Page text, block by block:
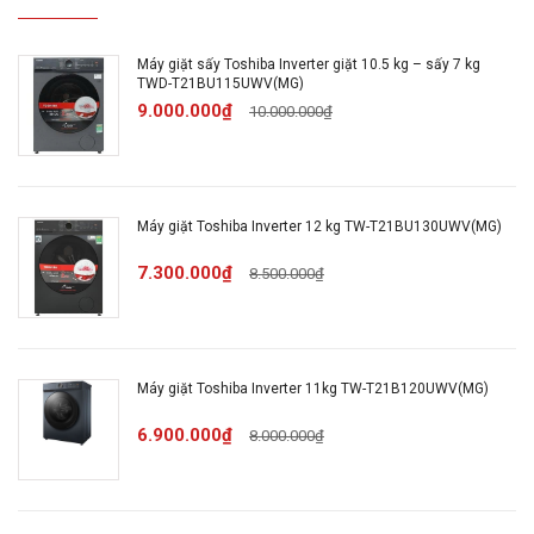
Giặt hơi nước, Giặt nhanh 15 phút, Giặt tiết kiệm,
Khăn trải giường, Vệ sinh lồng giặt, Xả + vắt
Công nghệ giặt: Công nghệ UFB siêu bọt khí NANO,
Aroma+ giúp đồ giặt thơm hơn, mềm mại hơn,
Color Alive giảm độ phai màu, Công nghệ Origin
xa bằng điện thoại qua ứng dụng, Tải thêm được
chương trình giặt, Thêm đồ trong khi giặt, Tùy chọn
nhiệt độ nước, Van sử dụng mực nước thấp
Chất liệu lồng giặt: Thép không gỉ
Chất liệu nắp máy: Nhựa ABS + Kính chịu lực
Bảng điều khiển: Song ngữ Anh - Việt có núm xoay,
cảm ứng và màn hình hiển thị
Máy giặt sấy Toshiba Inverter giặt 10.5 kg – sấy 7 kg
TWD-T21BU115UWV(MG)
9.000.000₫ 10.000.000₫
Máy giặt Toshiba Inverter 12 kg TW-T21BU130UWV(MG)
7.300.000₫ 8.500.000₫
Máy giặt Toshiba Inverter 11kg TW-T21B120UWV(MG)
6.900.000₫ 8.000.000₫